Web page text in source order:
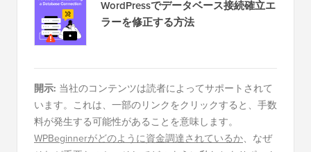
WordPressでデータベース接続確立エ
ラーを修正する方法
開示: 当社のコンテンツは読者によってサポートされて
います。これは、一部のリンクをクリックすると、手数
料が発生する可能性があることを意味します。
WPBeginnerがどのように資金調達されているか、なぜ